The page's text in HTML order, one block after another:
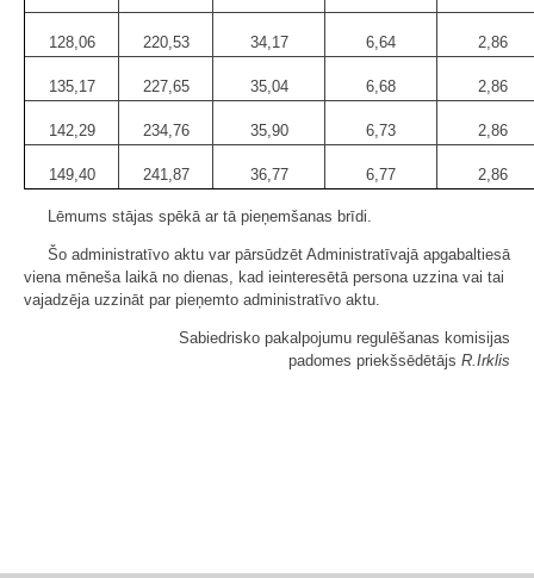
128,06 220,53 34,17 6,64 2,86
135,17 227,65 35,04 6,68 2,86
142,29 234,76 35,90 6,73 2,86
149,40 241,87 36,77 6,77 2,86
Lēmums stājas spēkā ar tā pieņemšanas brīdi.
Šo administratīvo aktu var pārsūdzēt Administratīvajā apgabaltiesā
viena mēneša laikā no dienas, kad ieinteresētā persona uzzina vai tai
vajadzēja uzzināt par pieņemto administratīvo aktu.
Sabiedrisko pakalpojumu regulēšanas komisijas
padomes priekšsēdētājs R.Irklis